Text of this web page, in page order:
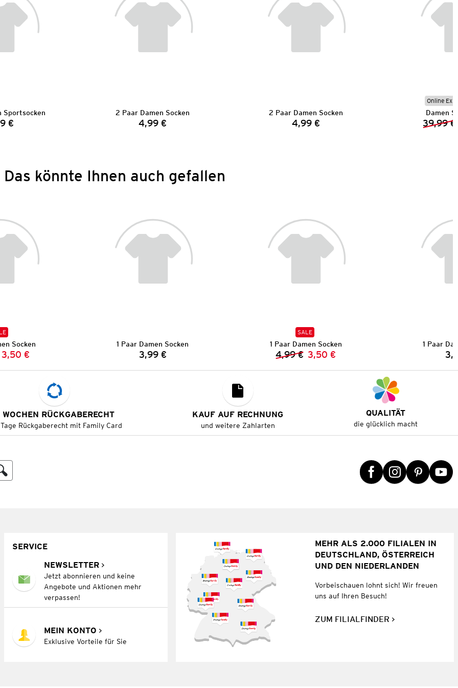
Sportsocken
€
2 Paar Damen Socken
Preis:
4,99 €
2 Paar Damen Socken
Preis:
4,99 €
Online
Damen
39,99 €
Das könnte Ihnen auch gefallen
Socken
Preis:
Preis:
3,50 €
1 Paar Damen Socken
Preis:
3,99 €
SALE
1 Paar Damen Socken
Vorheriger Preis:
4,99 € Neuer Preis:
3,50 €
1 Paar
RÜCKGABERECHT
Rückgaberecht mit Family Card
KAUF AUF RECHNUNG
und weitere Zahlarten
QUALITÄT
die glücklich macht
SERVICE
NEWSLETTER
Jetzt abonnieren und keine
Angebote und Aktionen mehr
verpassen!
MEIN KONTO
Exklusive Vorteile für Sie
MEHR ALS 2.000 FILIALEN IN
DEUTSCHLAND, ÖSTERREICH
UND DEN NIEDERLANDEN
Vorbeischauen lohnt sich! Wir freuen
uns auf Ihren Besuch!
ZUM FILIALFINDER